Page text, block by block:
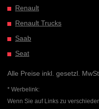
Renault
Renault Trucks
Saab
Seat
Alle Preise inkl. gesetzl.
* Werbelink:
Wenn Sie auf Links zu